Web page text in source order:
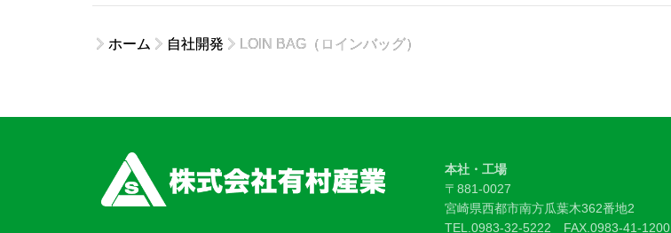
ホーム 自社開発 LOIN BAG（ロインバッグ）
本社・工場
〒881-0027
宮崎県西都市南方瓜葉木362番地2
TEL. 0983-32-5222 FAX.0983-41-1200